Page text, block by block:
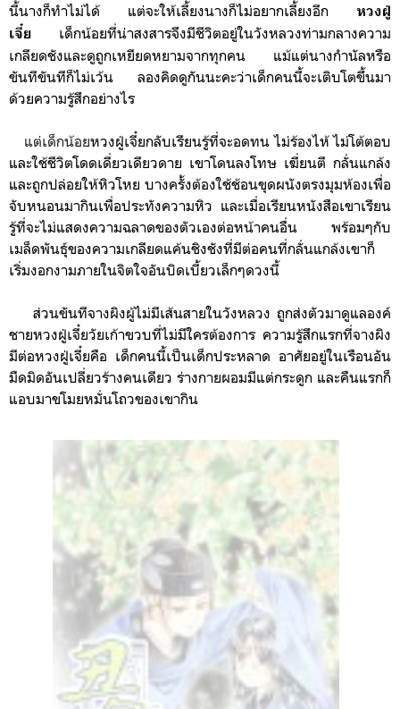
นี้นางก็ทำไม่ได้ แต่จะให้เลี้ยงนางก็ไม่อยากเลี้ยงอีก หวงฝู่
เจี๋ย เด็กน้อยที่น่าสงสารจึงมีชีวิตอยู่ในวังหลวงท่ามกลางความ
เกลียดชังและดูถูกเหยียดหยามจากทุกคน แม้แต่นางกำนัลหรือ
ขันทีขันทีก็ไม่เว้น ลองคิดดูกันนะคะว่าเด็กคนนี้จะเติบโตขึ้นมา
ด้วยความรู้สึกอย่างไร
แต่เด็กน้อยหวงฝู่เจี๋ยกลับเรียนรู้ที่จะอดทน ไม่ร้องไห้ ไม่โต้ตอบ
และใช้ชีวิตโดดเดี่ยวเดียวดาย เขาโดนลงโทษ เฆี่ยนตี กลั่นแกล้ง
และถูกปล่อยให้หิวโหย บางครั้งต้องใช้ช้อนขุดผนังตรงมุมห้องเพื่อ
จับหนอนมากินเพื่อประทังความหิว และเมื่อเรียนหนังสือเขาเรียน
รู้ที่จะไม่แสดงความฉลาดของตัวเองต่อหน้าคนอื่น พร้อมๆกับ
เมล็ดพันธุ์ของความเกลียดแค้นชิงชังที่มีต่อคนที่กลั่นแกล้งเขาก็
เริ่มงอกงามภายในจิตใจอันบิดเบี้ยวเล็กๆดวงนี้
ส่วนขันทีจางผิงผู้ไม่มีเส้นสายในวังหลวงถูกส่งตัวมาดูแลองค์
ชายหวงฝู่เจี๋ยวัยเก้าขวบที่ไม่มีใครต้องการ ความรู้สึกแรกที่จางผิง
มีต่อหวงฝู่เจี๋ยคือ เด็กคนนี้เป็นเด็กประหลาด อาศัยอยู่ในเรือนอัน
มืดมิดอันเปลี่ยวร้างคนเดียว ร่างกายผอมมีแต่กระดูก และคืนแรกก็
แอบมาขโมยหมั่นโถวของเขากิน